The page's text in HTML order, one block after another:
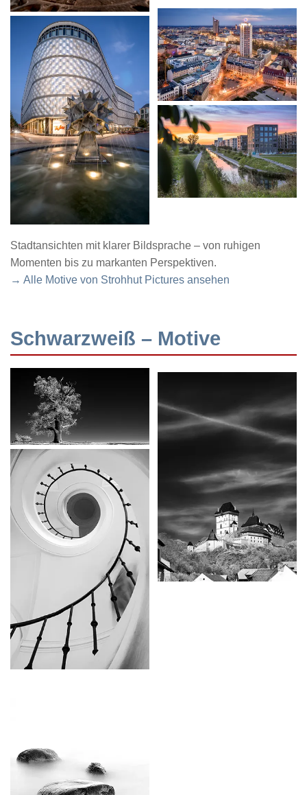
Stadtansichten mit klarer Bildsprache – von ruhigen
Momenten bis zu markanten Perspektiven.
→ Alle Motive von Strohhut Pictures ansehen
Schwarzweiß – Motive